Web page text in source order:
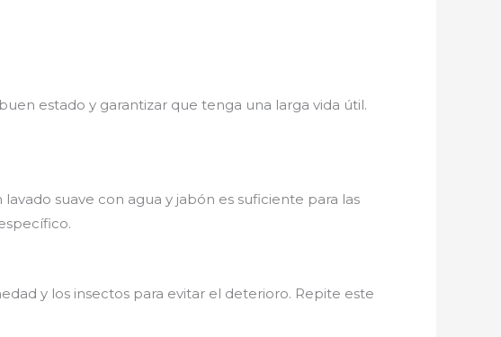
estado y garantizar que tenga una larga vida útil.
suave con agua y jabón es suficiente para las
y los insectos para evitar el deterioro. Repite este